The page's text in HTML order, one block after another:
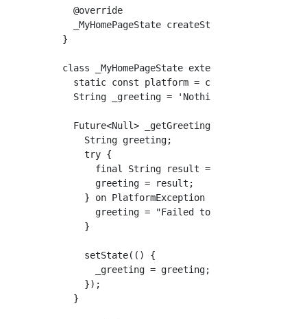
  @override
_MyHomePageState createState() => new
}
class _MyHomePageState extends
static const platform = const
  String _greeting = 'Nothing';
  Future<Null> _getGreeting() async {
    String greeting;
    try {
final String result = await
      greeting = result;
    } on PlatformException catch (e) {
greeting = "Failed to get greeting:
    }
    setState(() {
      _greeting = greeting;
    });
  }